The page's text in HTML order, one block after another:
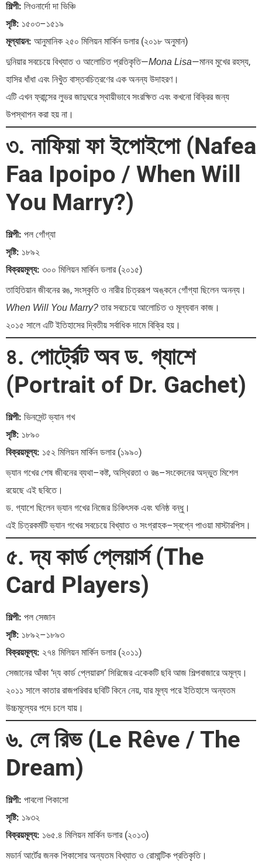
শিল্পী: লিওনার্দো দা ভিঞ্চি
সৃষ্টি: ১৫০৩–১৫১৯
মূল্যায়ন: আনুমানিক ২৫০ মিলিয়ন মার্কিন ডলার (২০১৮ অনুমান)
দুনিয়ার সবচেয়ে বিখ্যাত ও আলোচিত প্রতিকৃতি—Mona Lisa—মানব মুখের রহস্য,
হাসির ধাঁধা এবং নিখুঁত বাস্তবচিত্রণের এক অনন্য উদাহরণ।
এটি এখন ফ্রান্সের লুভর জাদুঘরে স্থায়ীভাবে সংরক্ষিত এবং কখনো বিক্রির জন্য
উপস্থাপন করা হয় না।
৩. নাফিয়া ফা ইপোইপো (Nafea
Faa Ipoipo / When Will
You Marry?)
শিল্পী: পল গোঁগ্যা
সৃষ্টি: ১৮৯২
বিক্রয়মূল্য: ৩০০ মিলিয়ন মার্কিন ডলার (২০১৫)
তাহিতিয়ান জীবনের রঙ, সংস্কৃতি ও নারীর চিত্ররূপ অঙ্কনে গোঁগ্যা ছিলেন অনন্য।
When Will You Marry?তার সবচেয়ে আলোচিত ও মূল্যবান কাজ।
২০১৫ সালে এটি ইতিহাসের দ্বিতীয় সর্বাধিক দামে বিক্রি হয়।
৪. পোর্ট্রেট অব ড. গ্যাশে
(Portrait of Dr. Gachet)
শিল্পী: ভিনসেন্ট ভ্যান গখ
সৃষ্টি: ১৮৯০
বিক্রয়মূল্য: ১৫২ মিলিয়ন মার্কিন ডলার (১৯৯০)
ভ্যান গখের শেষ জীবনের ব্যথা–কষ্ট, অস্থিরতা ও রঙ–সংবেদনের অদ্ভুত মিশেল
রয়েছে এই ছবিতে।
ড. গ্যাশে ছিলেন ভ্যান গখের নিজের চিকিৎসক এবং ঘনিষ্ঠ বন্ধু।
এই চিত্রকর্মটি ভ্যান গখের সবচেয়ে বিখ্যাত ও সংগ্রাহক–স্বপ্নে পাওয়া মাস্টারপিস।
৫. দ্য কার্ড প্লেয়ার্স (The
Card Players)
শিল্পী: পল সেজান
সৃষ্টি: ১৮৯২–১৮৯৩
বিক্রয়মূল্য: ২৭৪ মিলিয়ন মার্কিন ডলার (২০১১)
সেজানের আঁকা ‘দ্য কার্ড প্লেয়ারস’ সিরিজের একেকটি ছবি আজ শিল্পবাজারে অমূল্য।
২০১১ সালে কাতার রাজপরিবার ছবিটি কিনে নেয়, যার মূল্য পরে ইতিহাসে অন্যতম
উচ্চমূল্যের পদে চলে যায়।
৬. লে রিভ (Le Rêve / The
Dream)
শিল্পী: পাবলো পিকাসো
সৃষ্টি: ১৯৩২
বিক্রয়মূল্য: ১৬৫.৪ মিলিয়ন মার্কিন ডলার (২০১৩)
মডার্ন আর্টের জনক পিকাসোর অন্যতম বিখ্যাত ও রোমান্টিক প্রতিকৃতি।